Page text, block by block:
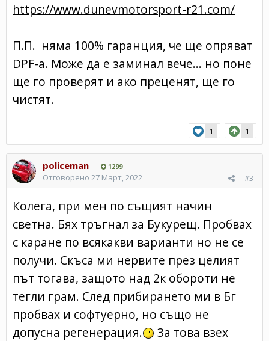
https://www.dunevmotorsport-r21.com/
П.П. няма 100% гаранция, че ще опряват
DPF-a. Може да е заминал вече... но поне
ще го проверят и ако преценят, ще го
чистят.
1 1
policeman 1299
#3
Отговорено 27 Март, 2022
Колега, при мен по същият начин
светна. Бях тръгнал за Букурещ. Пробвах
с каране по всякакви варианти но не се
получи. Скъса ми нервите през целият
път тогава, защото над 2к обороти не
тегли грам. След прибирането ми в Бг
пробвах и софтуерно, но също не
допусна регенерация.
За това взех